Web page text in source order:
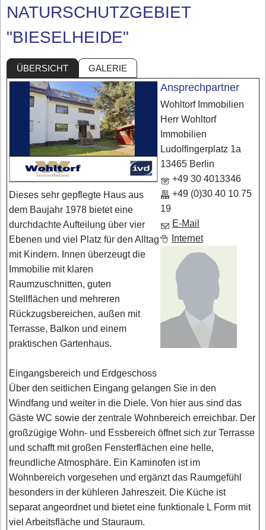
NATURSCHUTZGEBIET
"BIESELHEIDE"
ÜBERSICHT
GALERIE
Ansprechpartner
Wohltorf Immobilien
Herr Wohltorf
Immobilien
Ludolfingerplatz 1a
13465 Berlin
+49 30 4013346
+49 (0)30 40 10 75
19
E-Mail
Internet
Dieses sehr gepflegte Haus aus
dem Baujahr 1978 bietet eine
durchdachte Aufteilung über vier
Ebenen und viel Platz für den Alltag
mit Kindern. Innen überzeugt die
Immobilie mit klaren
Raumzuschnitten, guten
Stellflächen und mehreren
Rückzugsbereichen, außen mit
Terrasse, Balkon und einem
praktischen Gartenhaus.
Eingangsbereich und Erdgeschoss
Über den seitlichen Eingang gelangen Sie in den
Windfang und weiter in die Diele. Von hier aus sind das
Gäste WC sowie der zentrale Wohnbereich erreichbar. Der
großzügige Wohn- und Essbereich öffnet sich zur Terrasse
und schafft mit großen Fensterflächen eine helle,
freundliche Atmosphäre. Ein Kaminofen ist im
Wohnbereich vorgesehen und ergänzt das Raumgefühl
besonders in der kühleren Jahreszeit. Die Küche ist
separat angeordnet und bietet eine funktionale L Form mit
viel Arbeitsfläche und Stauraum.